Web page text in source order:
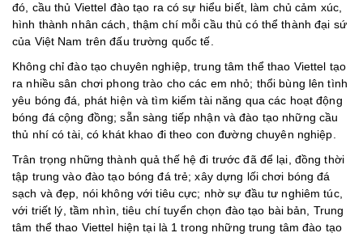
đó, cầu thủ Viettel đào tạo ra có sự hiểu biết, làm chủ cảm xúc,
hình thành nhân cách, thậm chí mỗi cầu thủ có thể thành đại sứ
của Việt Nam trên đấu trường quốc tế.
Không chỉ đào tạo chuyên nghiệp, trung tâm thể thao Viettel tạo
ra nhiều sân chơi phong trào cho các em nhỏ; thổi bùng lên tình
yêu bóng đá, phát hiện và tìm kiếm tài năng qua các hoạt động
bóng đá cộng đồng; sẵn sàng tiếp nhận và đào tạo những cầu
thủ nhí có tài, có khát khao đi theo con đường chuyên nghiệp.
Trân trọng những thành quả thế hệ đi trước đã để lại, đồng thời
tập trung vào đào tạo bóng đá trẻ; xây dựng lối chơi bóng đá
sạch và đẹp, nói không với tiêu cực; nhờ sự đầu tư nghiêm túc,
với triết lý, tầm nhìn, tiêu chí tuyển chọn đào tạo bài bản, Trung
tâm thể thao Viettel hiện tại là 1 trong những trung tâm đào tạo